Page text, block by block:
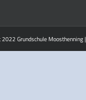
Grundschule Moosthenning |